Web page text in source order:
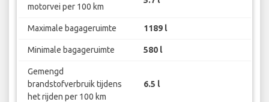
motorvei per 100 km
Maximale bagageruimte 1189 l
Minimale bagageruimte 580 l
Gemengd
brandstofverbruik tijdens
het rijden per 100 km
6.5 l